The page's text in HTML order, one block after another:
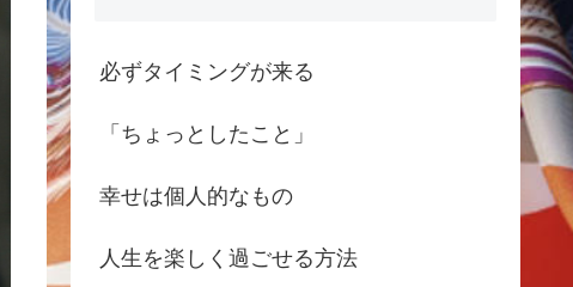
必ずタイミングが来る
「ちょっとしたこと」
幸せは個人的なもの
人生を楽しく過ごせる方法